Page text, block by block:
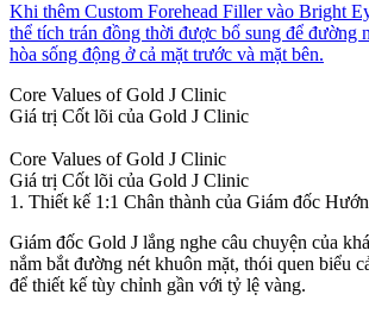
Khi thêm Custom Forehead Filler vào Bright
thể tích trán đồng thời được bổ sung để đường
hòa sống động ở cả mặt trước và mặt bên.
Core Values of Gold J Clinic
Giá trị Cốt lõi của Gold J Clinic
Core Values of Gold J Clinic
Giá trị Cốt lõi của Gold J Clinic
1. Thiết kế 1:1 Chân thành của Giám đốc
Giám đốc Gold J lắng nghe câu chuyện của
nắm bắt đường nét khuôn mặt, thói quen biểu
để thiết kế tùy chỉnh gần với tỷ lệ vàng.